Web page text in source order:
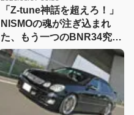
「Z-tune神話を超えろ！」
NISMOの魂が注ぎ込まれ
た、もう一つのBNR34究極
仕様に迫る